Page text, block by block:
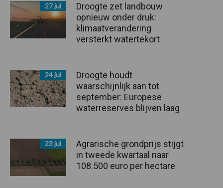
27 jul
Droogte zet landbouw
opnieuw onder druk:
klimaatverandering
versterkt watertekort
24 jul
Droogte houdt
waarschijnlijk aan tot
september: Europese
waterreserves blijven laag
23 jul
Agrarische grondprijs stijgt
in tweede kwartaal naar
108.500 euro per hectare